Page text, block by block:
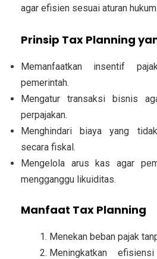
agar efisien sesuai aturan hukum.
Prinsip Tax Planning
Memanfaatkan insentif
pemerintah.
Mengatur transaksi bisnis
perpajakan.
Menghindari biaya yang
secara fiskal.
Mengelola arus kas agar
mengganggu likuiditas.
Manfaat Tax Planning
Menekan beban pajak
Meningkatkan